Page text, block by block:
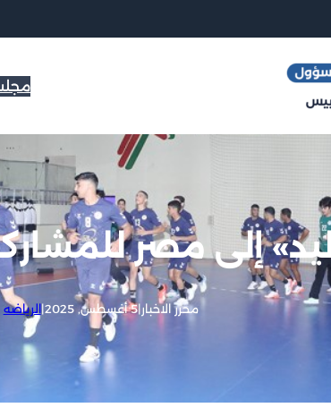
إلى مصر
محرر الاخبار|5 أغسطس, 2025 |الرياضه